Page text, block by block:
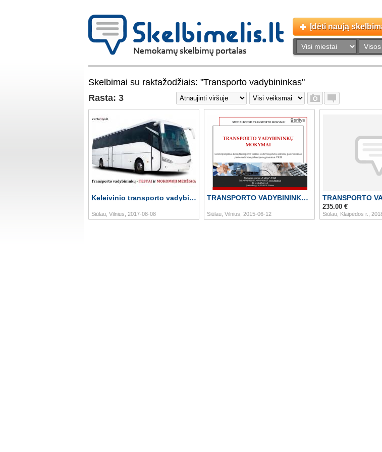
Įdėti naują
Skelbimai su raktažodžiais: "Transporto vadybininkas"
Rasta: 3
Keleivinio transporto vadybininkams
Siūlau, Vilnius, 2017-08-08
TRANSPORTO VADYBININKO KURSAI liepos 15-17 d.
Siūlau, Vilnius, 2015-06-12
235.00 €
Siūlau, Klaipėdos r.,